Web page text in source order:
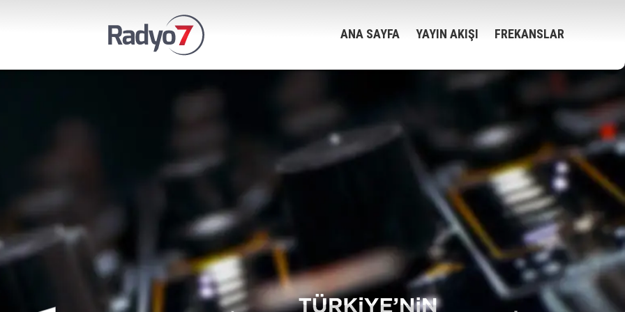
ANA SAYFA YAYIN AKIŞI FREKANSLAR